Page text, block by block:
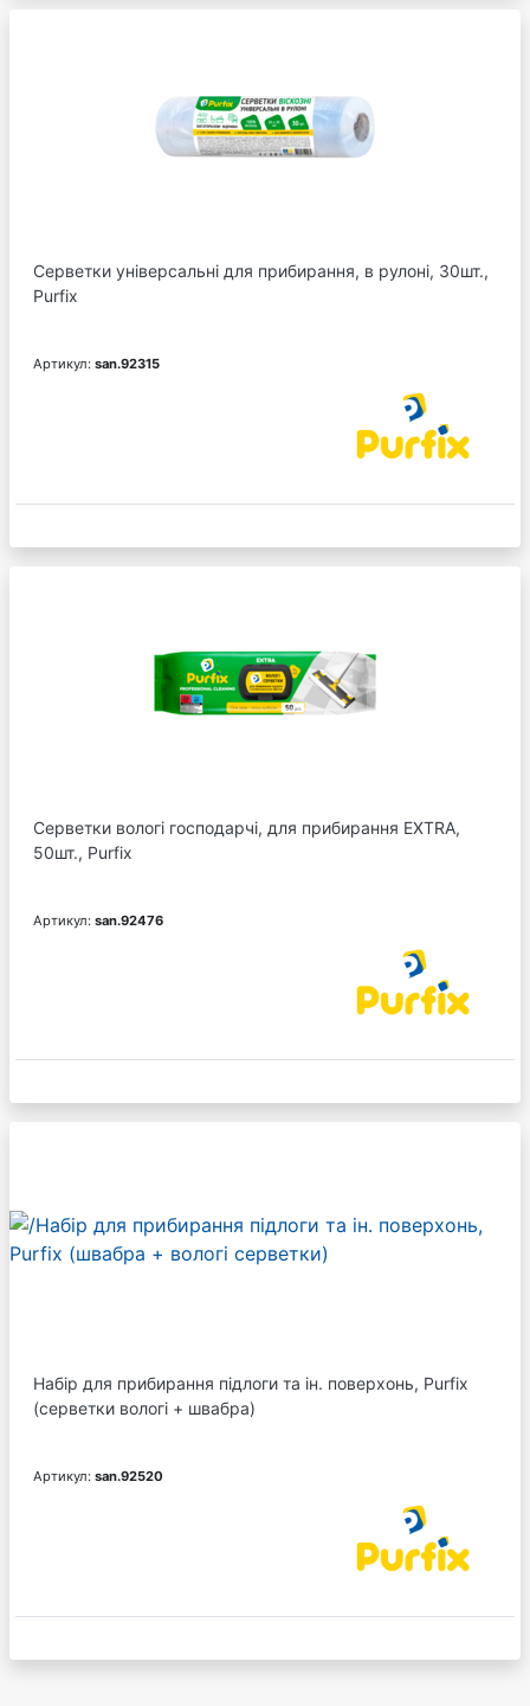
Серветки універсальні для прибирання, в рулоні, 30шт.,
Purfix
Артикул: san.92315
Серветки вологі господарчі, для прибирання EXTRA,
50шт., Purfix
Артикул: san.92476
Набір для прибирання підлоги та ін. поверхонь, Purfiх
(серветки вологі + швабра)
Артикул: san.92520